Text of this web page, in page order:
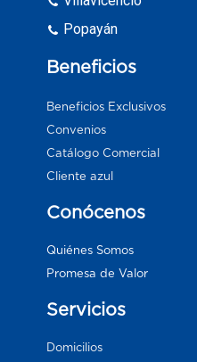
Popayán
Beneficios
Beneficios Exclusivos
Convenios
Catálogo Comercial
Cliente azul
Conócenos
Quiénes Somos
Promesa de Valor
Servicios
Domicilios